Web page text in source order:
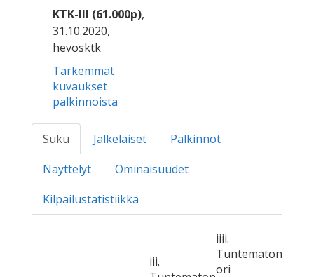
KTK-III (61.000p),
31.10.2020,
hevosktk
Tarkemmat
kuvaukset
palkinnoista
Suku Jälkeläiset
Palkinnot
Näyttelyt
Ominaisuudet
Kilpailustatistiikka
iii.
iiii.
Tuntematon
ori